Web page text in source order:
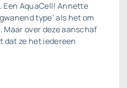
Een AquaCell! Annette
type’ als het om
over deze aanschaf
dat ze het iedereen